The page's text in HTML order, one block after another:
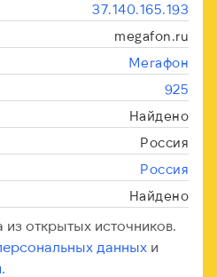
37.140.165.193
megafon.ru
Мегафон
925
Найдено
Россия
Россия
Найдено
открытых источников.
данных и